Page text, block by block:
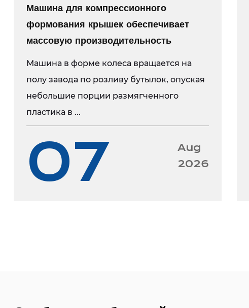
Машина для компрессионного
формования крышек обеспечивает
массовую производительность
Машина в форме колеса вращается на
полу завода по розливу бутылок, опуская
небольшие порции размягченного
пластика в ...
07
Aug
2026